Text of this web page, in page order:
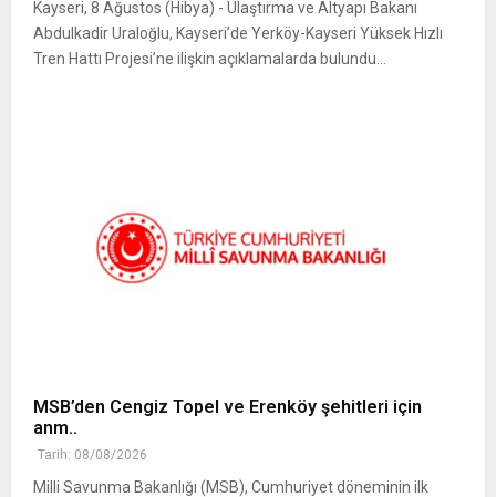
Kayseri, 8 Ağustos (Hibya) - Ulaştırma ve Altyapı Bakanı
Abdulkadir Uraloğlu, Kayseri’de Yerköy-Kayseri Yüksek Hızlı
Tren Hattı Projesi’ne ilişkin açıklamalarda bulundu...
MSB’den Cengiz Topel ve Erenköy şehitleri için
anm..
Tarih: 08/08/2026
Milli Savunma Bakanlığı (MSB), Cumhuriyet döneminin ilk